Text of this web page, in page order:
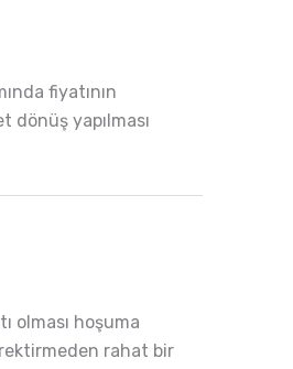
fiyatının
dönüş yapılması
olması hoşuma
rahat bir